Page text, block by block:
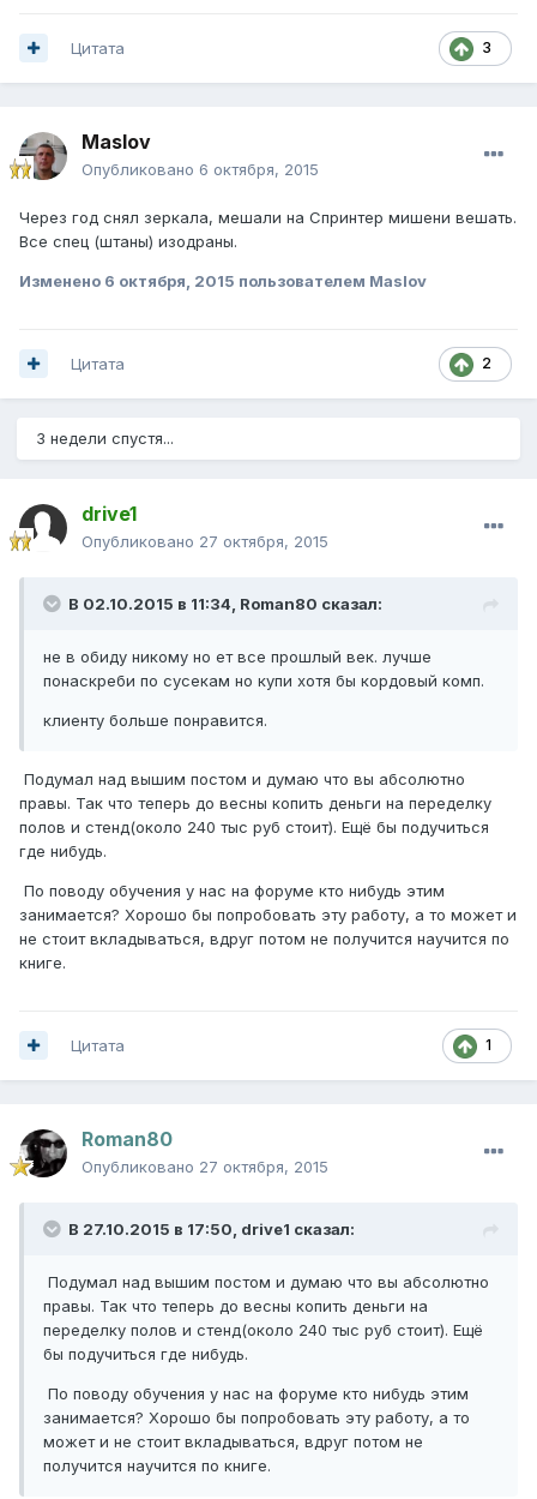
3
Цитата
Maslov
Опубликовано 6 октября, 2015
Через год снял зеркала, мешали на Спринтер мишени вешать.
Все спец (штаны) изодраны.
Изменено 6 октября, 2015 пользователем Maslov
2
Цитата
3 недели спустя...
drive1
Опубликовано 27 октября, 2015
В 02.10.2015 в 11:34, Roman80 сказал:
не в обиду никому но ет все прошлый век. лучше
понаскреби по сусекам но купи хотя бы кордовый комп.
клиенту больше понравится.
Подумал над вышим постом и думаю что вы абсолютно
правы. Так что теперь до весны копить деньги на переделку
полов и стенд(около 240 тыс руб стоит). Ещё бы подучиться
где нибудь.
По поводу обучения у нас на форуме кто нибудь этим
занимается? Хорошо бы попробовать эту работу, а то может и
не стоит вкладываться, вдруг потом не получится научится по
книге.
1
Цитата
Roman80
Опубликовано 27 октября, 2015
В 27.10.2015 в 17:50, drive1 сказал:
Подумал над вышим постом и думаю что вы абсолютно
правы. Так что теперь до весны копить деньги на
переделку полов и стенд(около 240 тыс руб стоит). Ещё
бы подучиться где нибудь.
По поводу обучения у нас на форуме кто нибудь этим
занимается? Хорошо бы попробовать эту работу, а то
может и не стоит вкладываться, вдруг потом не
получится научится по книге.